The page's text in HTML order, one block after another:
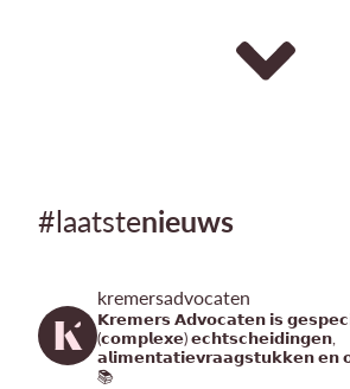
#laatstenieuws
kremersadvocaten
𝗞𝗿𝗲𝗺𝗲𝗿𝘀 𝗔𝗱𝘃𝗼𝗰𝗮𝘁𝗲𝗻 𝗶𝘀
(𝗰𝗼𝗺𝗽𝗹𝗲𝘅𝗲) 𝗲𝗰𝗵𝘁𝘀𝗰𝗵𝗲𝗶𝗱𝗶𝗻𝗴𝗲𝗻,
𝗮𝗹𝗶𝗺𝗲𝗻𝘁𝗮𝘁𝗶𝗲𝘃𝗿𝗮𝗮𝗴𝘀𝘁𝘂𝗸𝗸𝗲𝗻
📚